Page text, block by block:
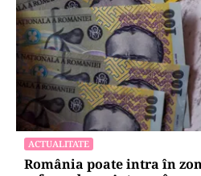
ACTUALITATE
România poate intra în